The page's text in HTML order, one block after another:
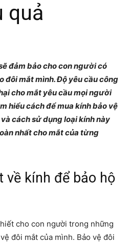
quả
đảm bảo cho con người có
đôi mắt mình. Độ yêu cầu công
cho mắt yêu cầu mọi người
hiểu cách để mua kính bảo vệ
cách sử dụng loại kính này
nhất cho mắt của từng
về kính để bảo hộ
cho con người trong những
đôi mắt của mình. Bảo vệ đôi